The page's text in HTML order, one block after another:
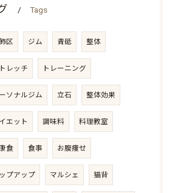
Tags
区 ジム 青砥 整体
レッチ トレーニング
ソナルジム 立石 整体効果
エット 調味料 料理教室
食 食事 お腹痩せ
プアップ マルシェ 猫背